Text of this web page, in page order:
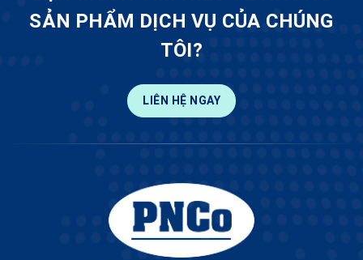
SẢN PHẨM DỊCH VỤ CỦA CHÚNG
TÔI?
LIÊN HỆ NGAY